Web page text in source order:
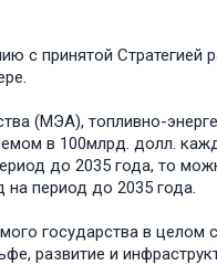
с принятой Стратегией
(МЭА), топливно-
в 100млрд. долл.
до 2035 года, то
период до 2035 года.
государства в
развитие и